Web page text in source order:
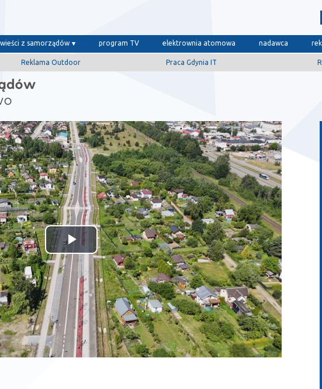
wieści z samorządów program TV elektrownia atomowa nadawca
Reklama Outdoor Praca Gdynia IT
Odtwórz
wideo